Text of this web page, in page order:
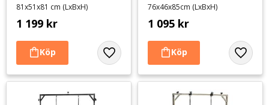
81x51x81 cm (LxBxH)
1 199 kr
Lägg till i favoriter
76x46x85cm (LxBxH)
1 095 kr
Lägg